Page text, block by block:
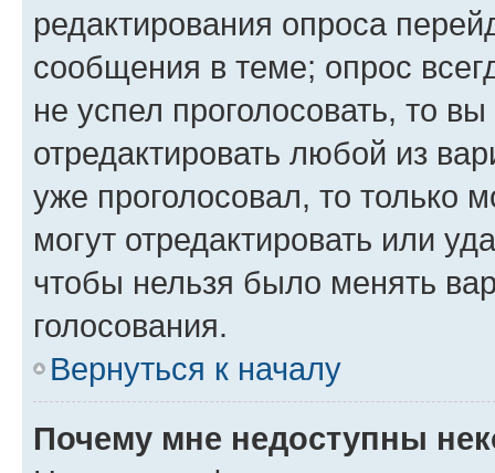
редактирования опроса
сообщения в теме; опрос
не успел проголосовать, то
отредактировать любой из
уже проголосовал, то только
могут отредактировать или
чтобы нельзя было менять
голосования.
Вернуться к началу
Почему мне недоступны